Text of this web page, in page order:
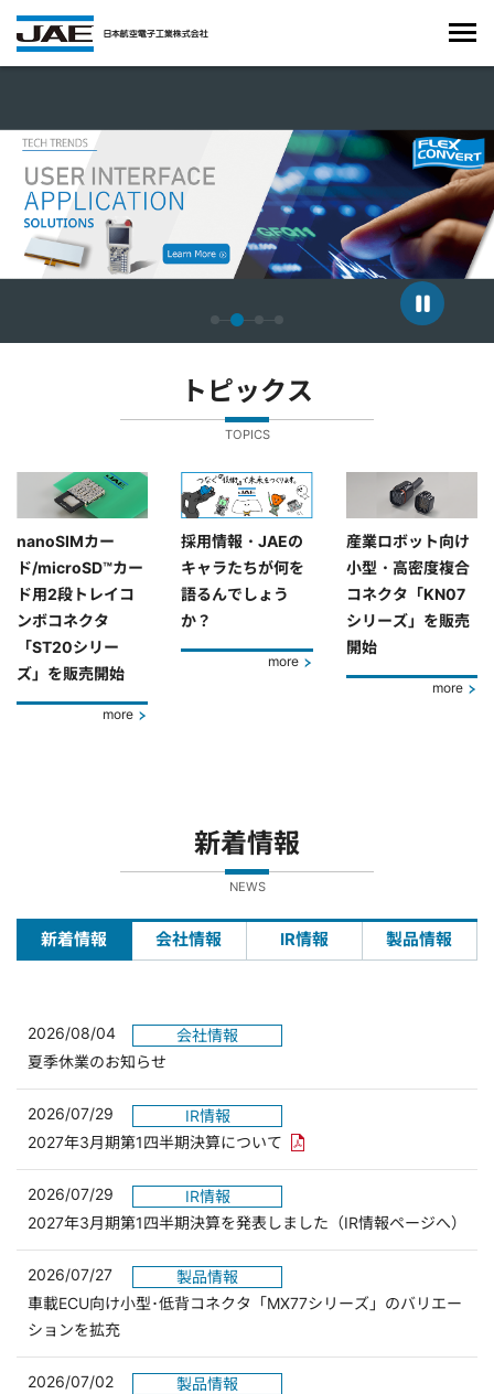
トピックス
TOPICS
nanoSIMカー
ド/microSD™カー
ド用2段トレイコ
ンボコネクタ
「ST20シリー
ズ」を販売開始
more
採用情報・JAEの
キャラたちが何を
語るんでしょう
か？
more
産業ロボット向け
小型・高密度複合
コネクタ「KN07
シリーズ」を販売
開始
more
新着情報
NEWS
新着情報 会社情報 IR情報 製品情報
2026/08/04
会社情報
夏季休業のお知らせ
2026/07/29
IR情報
2027年3月期第1四半期決算について PDFリンクを新しいウィンド
2026/07/29
IR情報
2027年3月期第1四半期決算を発表しました（IR情報ページへ）
2026/07/27
製品情報
車載ECU向け小型･低背コネクタ「MX77シリーズ」のバリエー
ションを拡充
2026/07/02
製品情報